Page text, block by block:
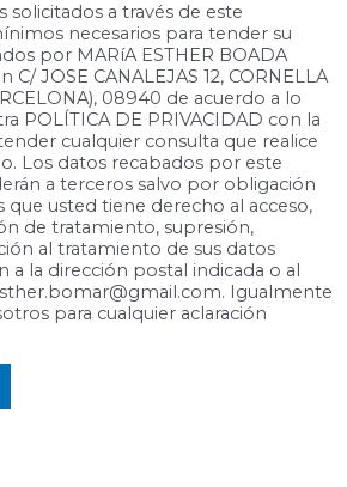
solicitados a través de este
necesarios para tender su
por MARíA ESTHER BOADA
C/ JOSE CANALEJAS 12, CORNELLA
08940 de acuerdo a lo
POLÍTICA DE PRIVACIDAD con la
cualquier consulta que realice
Los datos recabados por este
a terceros salvo por obligación
que usted tiene derecho al acceso,
de tratamiento, supresión,
al tratamiento de sus datos
a la dirección postal indicada o al
Igualmente
para cualquier aclaración